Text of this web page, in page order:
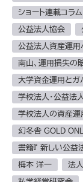
ショート連載コラム
公益法人協会
公益法人資産運用
南山、運用損失の
大学資金運用とガ
学校法人・公益法
学校法人の資産運
幻冬舎 GOLD
書籍『 新しい公益
梅本 洋一
法